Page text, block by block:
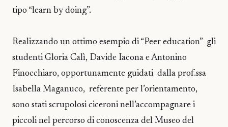
tipo “learn by doing”.
Realizzando un ottimo esempio di “Peer education” gli
studenti Gloria Calì, Davide Iacona e Antonino
Finocchiaro, opportunamente guidati dalla prof.ssa
Isabella Maganuco, referente per l’orientamento,
sono stati scrupolosi ciceroni nell’accompagnare i
piccoli nel percorso di conoscenza del Museo del